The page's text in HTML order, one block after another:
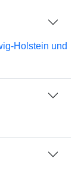
Holstein und